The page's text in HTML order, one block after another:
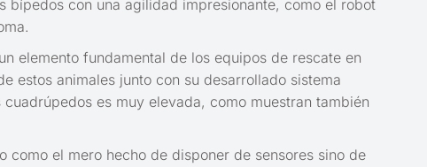
con una agilidad impresionante, como el robot
elemento fundamental de los equipos de rescate en
estos animales junto con su desarrollado sistema
es muy elevada, como muestran también
el mero hecho de disponer de sensores sino de